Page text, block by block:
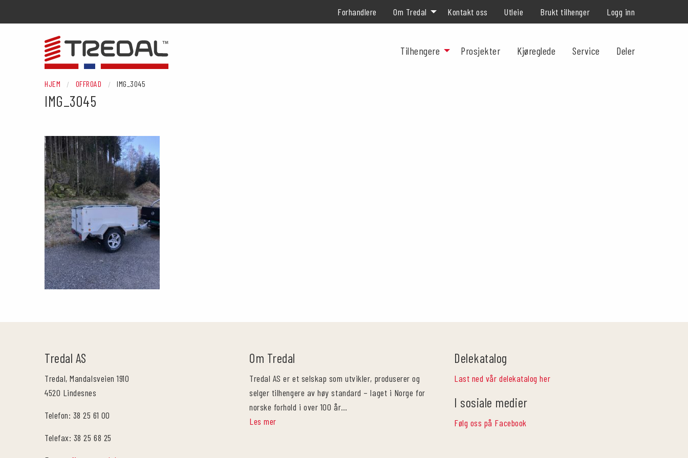
Forhandlere Om Tredal Kontakt oss Utleie Brukt tilhenger Logg inn
Tilhengere Prosjekter Kjøreglede Service Deler
HJEM OFFROAD IMG_3045
IMG_3045
Tredal AS
Tredal, Mandalsveien 1910
4520 Lindesnes
Telefon: 38 25 61 00
Telefax: 38 25 68 25
Om Tredal
Tredal AS er et selskap som utvikler, produserer og
selger tilhengere av høy standard – laget i Norge for
norske forhold i over 100 år…
Les mer
Delekatalog
Last ned vår delekatalog her
I sosiale medier
Følg oss på Facebook